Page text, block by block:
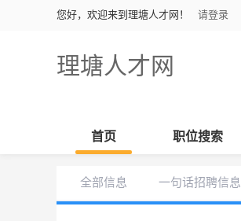
您好，欢迎来到理塘人才网！ 请登录
理塘人才网
首页 职位搜索
全部信息 一句话招聘信息